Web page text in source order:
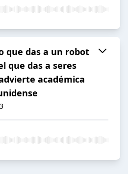
que das a un robot
que das a seres
académica